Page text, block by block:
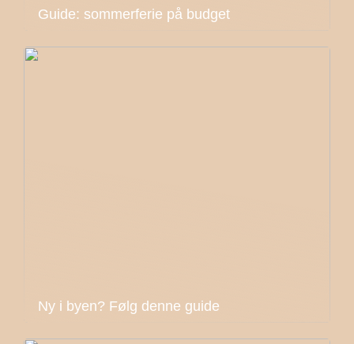
Guide: sommerferie på budget
Ny i byen? Følg denne guide